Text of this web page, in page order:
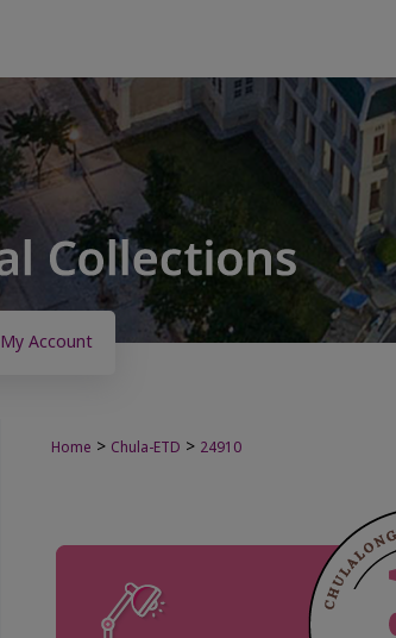
My Account
Home > Chula-ETD > 24910